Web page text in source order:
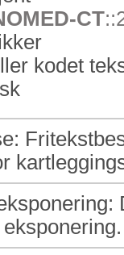
CT
kodet